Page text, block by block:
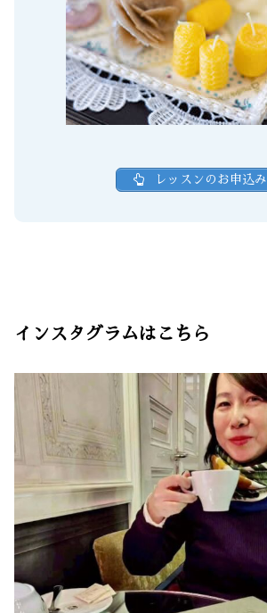
レッスンのお申込み
インスタグラムはこちら